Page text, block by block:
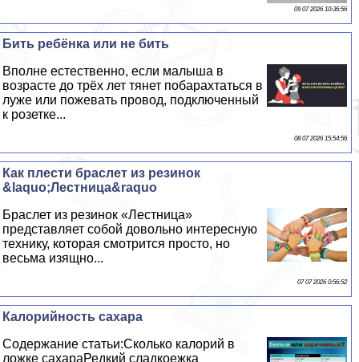
09 07 2026 10:36:56
Бить ребёнка или не бить
Вполне естественно, если малыша в
возрасте до трёх лет тянет побарахтаться в
луже или пожевать провод, подключенный
к розетке...
08 07 2026 15:54:56
Как плести браслет из резинок
&laquo;Лестница&raquo
Браслет из резинок «Лестница»
представляет собой довольно интересную
технику, которая смотрится просто, но
весьма изящно...
07 07 2026 0:56:52
Калорийность сахара
Содержание статьи:Сколько калорий в
ложке сахараРедкий сладкоежка